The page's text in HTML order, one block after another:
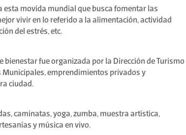
esta movida mundial que busca fomentar las
vivir en lo referido a la alimentación, actividad
del estrés, etc.
bienestar fue organizada por la Dirección de Turismo
emprendimientos privados y
ciudad.
caminatas, yoga, zumba, muestra artística,
y música en vivo.